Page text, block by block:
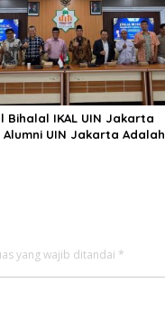
Bihalal IKAL UIN Jakarta
Alumni UIN Jakarta Adalah
yang wajib ditandai *